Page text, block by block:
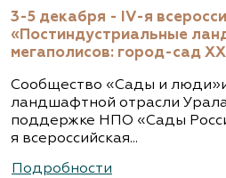
3-5 декабря - IV-я
«Постиндустриальные
мегаполисов: город-сад
Сообщество «Сады и
ландшафтной отрасли
поддержке НПО «Сады
я всероссийская...
Подробности